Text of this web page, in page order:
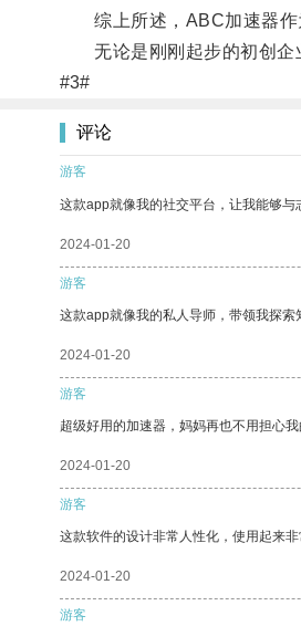
综上所述，ABC加速器作为
无论是刚刚起步的初创企业
#3#
评论
游客
这款app就像我的社交平台，让我能够与
2024-01-20
游客
这款app就像我的私人导师，带领我探索
2024-01-20
游客
超级好用的加速器，妈妈再也不用担心我
2024-01-20
游客
这款软件的设计非常人性化，使用起来非
2024-01-20
游客